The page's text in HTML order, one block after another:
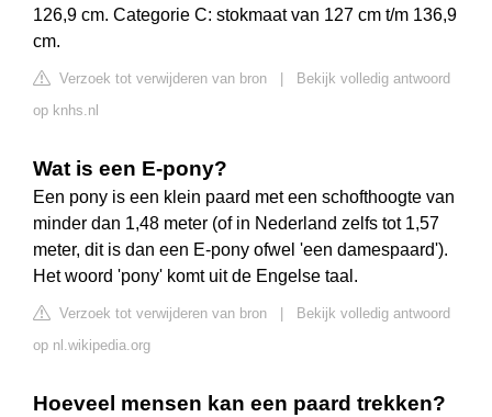
126,9 cm. Categorie C: stokmaat van 127 cm t/m 136,9
cm.
Verzoek tot verwijderen van bron
Bekijk volledig antwoord
op knhs.nl
Wat is een E-pony?
Een pony is een klein paard met een schofthoogte van
minder dan 1,48 meter (of in Nederland zelfs tot 1,57
meter, dit is dan een E-pony ofwel 'een damespaard').
Het woord 'pony' komt uit de Engelse taal.
Verzoek tot verwijderen van bron
Bekijk volledig antwoord
op nl.wikipedia.org
Hoeveel mensen kan een paard trekken?